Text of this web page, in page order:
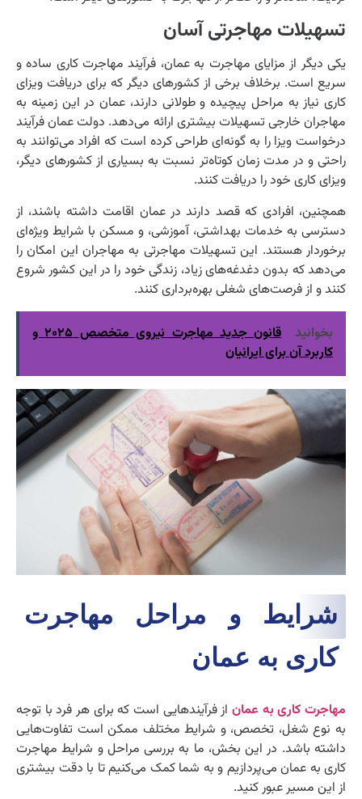
تسهیلات مهاجرتی آسان
یکی دیگر از مزایای مهاجرت به عمان، فرآیند مهاجرت کاری ساده و
سریع است. برخلاف برخی از کشورهای دیگر که برای دریافت ویزای
کاری نیاز به مراحل پیچیده و طولانی دارند، عمان در این زمینه به
مهاجران خارجی تسهیلات بیشتری ارائه می‌دهد. دولت عمان فرآیند
درخواست ویزا را به گونه‌ای طراحی کرده است که افراد می‌توانند به
راحتی و در مدت زمان کوتاه‌تر نسبت به بسیاری از کشورهای دیگر،
ویزای کاری خود را دریافت کنند.
همچنین، افرادی که قصد دارند در عمان اقامت داشته باشند، از
دسترسی به خدمات بهداشتی، آموزشی، و مسکن با شرایط ویژه‌ای
برخوردار هستند. این تسهیلات مهاجرتی به مهاجران این امکان را
می‌دهد که بدون دغدغه‌های زیاد، زندگی خود را در این کشور شروع
کنند و از فرصت‌های شغلی بهره‌برداری کنند.
بخوانید
قانون جدید مهاجرت نیروی متخصص ۲۰۲۵ و
کاربرد آن برای ایرانیان
شرایط و مراحل مهاجرت
کاری به عمان
مهاجرت کاری به عمان از فرآیندهایی است که برای هر فرد با توجه
به نوع شغل، تخصص، و شرایط مختلف ممکن است تفاوت‌هایی
داشته باشد. در این بخش، ما به بررسی مراحل و شرایط مهاجرت
کاری به عمان می‌پردازیم و به شما کمک می‌کنیم تا با دقت بیشتری
از این مسیر عبور کنید.